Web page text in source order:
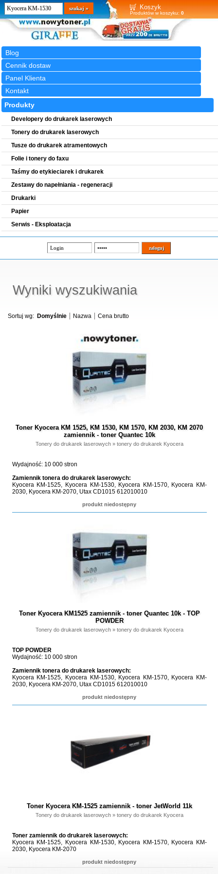
Koszyk
Produktów w koszyku: 0
Blog
Cennik dostaw
Panel Klienta
Kontakt
Wyszukiwarka
szukaj
Produkty
Developery do drukarek laserowych
Tonery do drukarek laserowych
Tusze do drukarek atramentowych
Folie i tonery do faxu
Taśmy do etykieciarek i drukarek
Zestawy do napełniania - regeneracji
Drukarki
Papier
Serwis - Eksploatacja
Wyniki wyszukiwania
Sortuj wg: Domyślnie Nazwa Cena brutto
Toner Kyocera KM 1525, KM 1530, KM 1570, KM 2030, KM 2070
zamiennik - toner Quantec 10k
Tonery do drukarek laserowych» tonery do drukarek Kyocera
Wydajność: 10 000 stron
Zamiennik tonera do drukarek laserowych:
Kyocera KM-1525, Kyocera KM-1530, Kyocera KM-1570, Kyocera KM-
2030, Kyocera KM-2070, Utax CD1015 612010010
produkt niedostępny
Toner Kyocera KM1525 zamiennik - toner Quantec 10k - TOP
POWDER
Tonery do drukarek laserowych» tonery do drukarek Kyocera
TOP POWDER
Wydajność: 10 000 stron
Zamiennik tonera do drukarek laserowych:
Kyocera KM-1525, Kyocera KM-1530, Kyocera KM-1570, Kyocera KM-
2030, Kyocera KM-2070, Utax CD1015 612010010
produkt niedostępny
Toner Kyocera KM-1525 zamiennik - toner JetWorld 11k
Tonery do drukarek laserowych» tonery do drukarek Kyocera
Toner zamiennik do drukarek laserowych:
Kyocera KM-1525, Kyocera KM-1530, Kyocera KM-1570, Kyocera KM-
2030, Kyocera KM-2070
produkt niedostępny